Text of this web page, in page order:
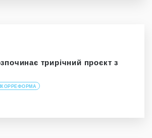
трирічний проєкт з